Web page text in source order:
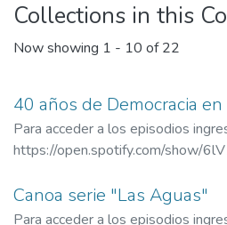
Collections in this
Now showing 1 - 10 of 22
40 años de Democracia
Para acceder a los episodios
https://open.spotify.com/show/
Canoa serie "Las Aguas"
Para acceder a los episodios